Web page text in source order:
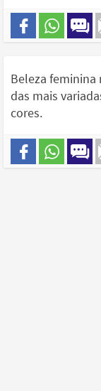
Beleza feminina
das mais
cores.